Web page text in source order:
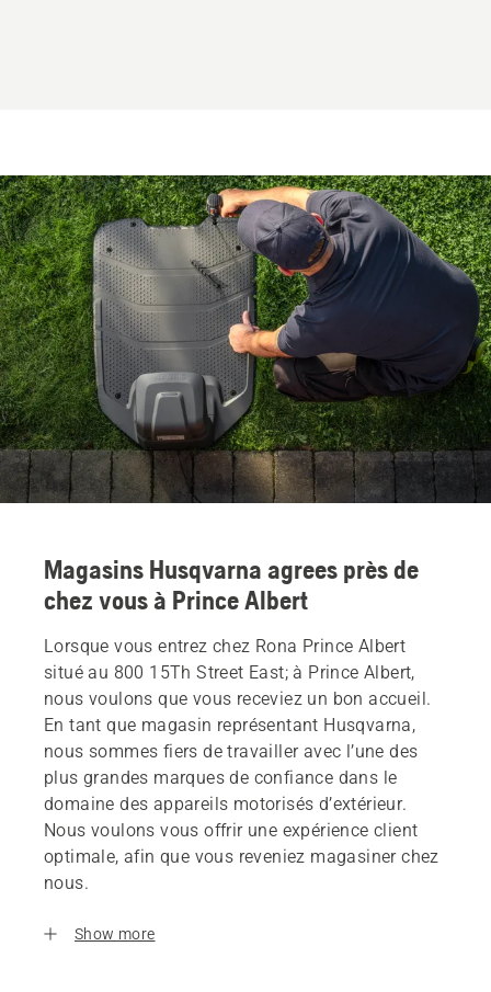
Magasins Husqvarna agrees près de
chez vous à Prince Albert
Lorsque vous entrez chez Rona Prince Albert
situé au 800 15Th Street East; à Prince Albert,
nous voulons que vous receviez un bon accueil.
En tant que magasin représentant Husqvarna,
nous sommes fiers de travailler avec l’une des
plus grandes marques de confiance dans le
domaine des appareils motorisés d’extérieur.
Nous voulons vous offrir une expérience client
optimale, afin que vous reveniez magasiner chez
nous.
Show more